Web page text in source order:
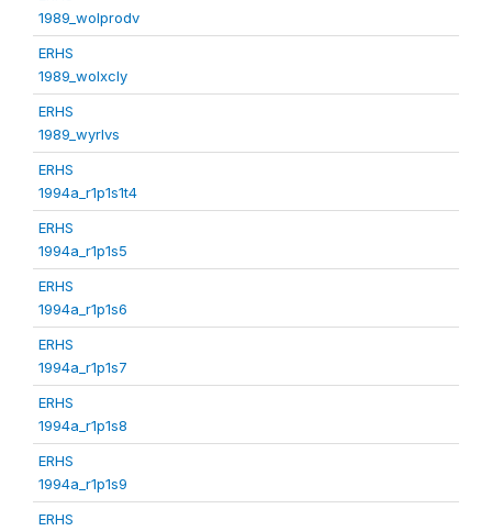
1989_wolprodv
ERHS
1989_wolxcly
ERHS
1989_wyrlvs
ERHS
1994a_r1p1s1t4
ERHS
1994a_r1p1s5
ERHS
1994a_r1p1s6
ERHS
1994a_r1p1s7
ERHS
1994a_r1p1s8
ERHS
1994a_r1p1s9
ERHS